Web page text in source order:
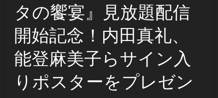
タの饗宴』見放題配信
開始記念！内田真礼、
能登麻美子らサイン入
りポスターをプレゼン